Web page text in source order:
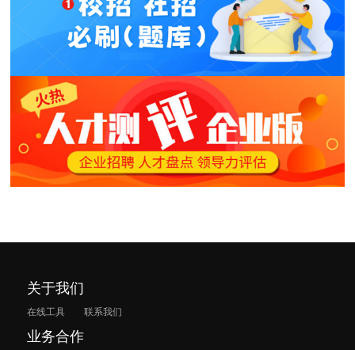
关于我们
在线工具 联系我们
业务合作